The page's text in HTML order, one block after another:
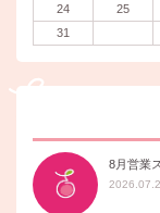
24
25
31
8月営業